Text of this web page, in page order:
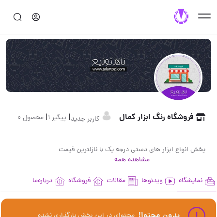
فروشگاه رنگ ابزار کمال کاربر جدید| پیگیر 1 | محصول 0
پخش انواع ابزار های دستی درجه یک با نازلترین قیمت
مشاهده همه
نمایشگاه ویدئوها مقالات فروشگاه درباره‌ما